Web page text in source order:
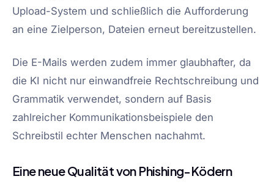
Upload-System und schließlich die Aufforderung
an eine Zielperson, Dateien erneut bereitzustellen.
Die E-Mails werden zudem immer glaubhafter, da
die KI nicht nur einwandfreie Rechtschreibung und
Grammatik verwendet, sondern auf Basis
zahlreicher Kommunikationsbeispiele den
Schreibstil echter Menschen nachahmt.
Eine neue Qualität von Phishing-Ködern